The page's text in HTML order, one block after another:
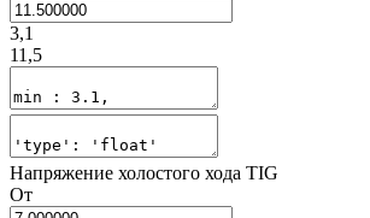
3,1
11,5
Напряжение холостого хода TIG
От